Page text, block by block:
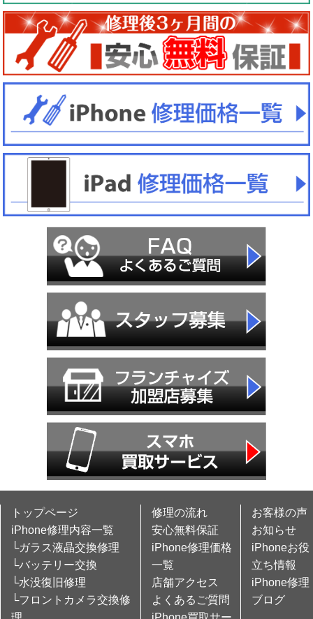
トップページ
iPhone修理内容一覧
└ガラス液晶交換修理
└バッテリー交換
└水没復旧修理
└フロントカメラ交換修
修理の流れ
安心無料保証
iPhone修理価格
一覧
店舗アクセス
よくあるご質問
お客様の声
お知らせ
iPhoneお役
立ち情報
iPhone修理
ブログ